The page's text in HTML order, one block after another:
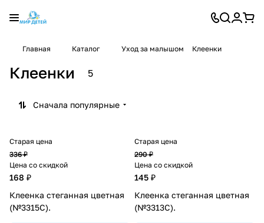
Главная Каталог Уход за малышом Клеенки
Клеенки 5
Сначала популярные
Старая цена
336 ₽
Цена со скидкой
168 ₽
Клеенка стеганная цветная
(№3315С).
Старая цена
290 ₽
Цена со скидкой
145 ₽
Клеенка стеганная цветная
(№3313С).